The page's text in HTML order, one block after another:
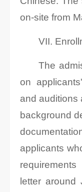
on-site from
VII.
The
on
and auditions
background
applicants
letter around